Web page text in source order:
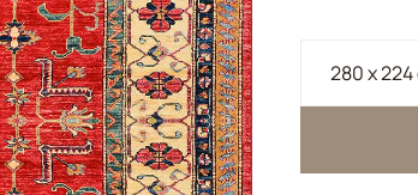
280 x